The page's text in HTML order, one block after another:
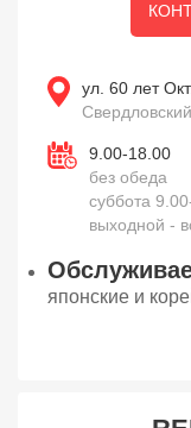
ул. 60 лет
Свердловский
9.00-18.00
без обеда
суббота
выходной -
японские и